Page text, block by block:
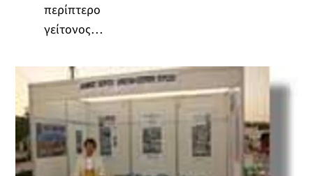
περίπτερο
γείτονος…